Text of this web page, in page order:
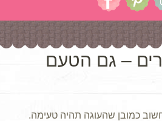
– גם הטעם
כמובן שהעוגה תהיה טעימה.